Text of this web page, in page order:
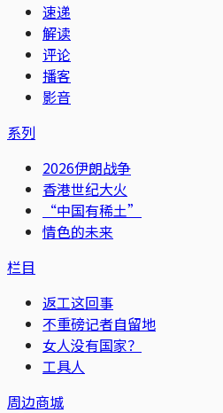
速递
解读
评论
播客
影音
系列
2026伊朗战争
香港世纪大火
“中国有稀土”
情色的未来
栏目
返工这回事
不重磅记者自留地
女人没有国家？
工具人
周边商城